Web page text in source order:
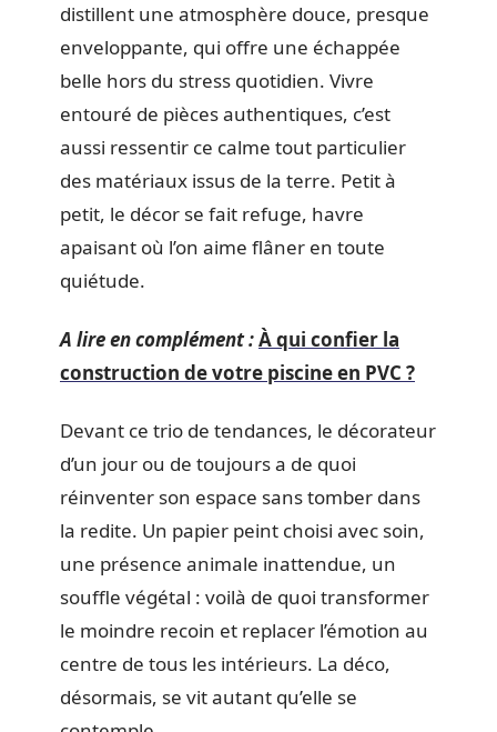
distillent une atmosphère douce, presque
enveloppante, qui offre une échappée
belle hors du stress quotidien. Vivre
entouré de pièces authentiques, c’est
aussi ressentir ce calme tout particulier
des matériaux issus de la terre. Petit à
petit, le décor se fait refuge, havre
apaisant où l’on aime flâner en toute
quiétude.
A lire en complément :À qui confier la
construction de votre piscine en PVC ?
Devant ce trio de tendances, le décorateur
d’un jour ou de toujours a de quoi
réinventer son espace sans tomber dans
la redite. Un papier peint choisi avec soin,
une présence animale inattendue, un
souffle végétal : voilà de quoi transformer
le moindre recoin et replacer l’émotion au
centre de tous les intérieurs. La déco,
désormais, se vit autant qu’elle se